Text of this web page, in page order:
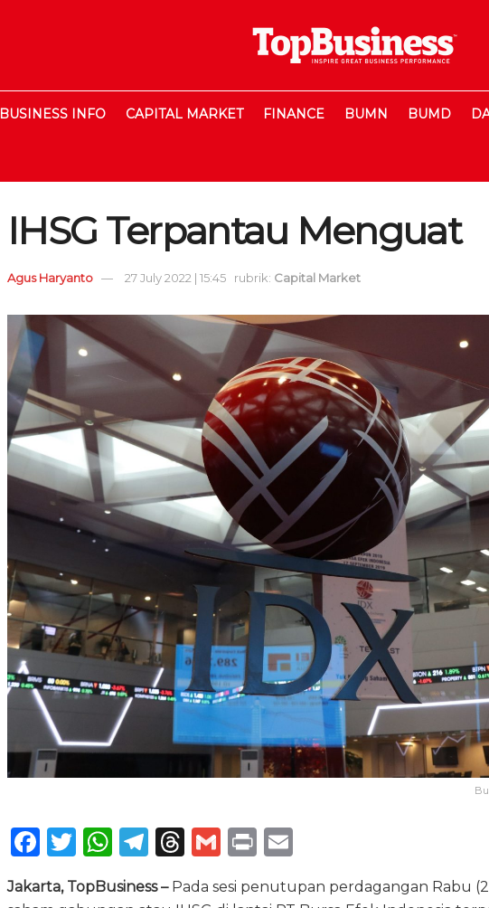
BUSINESS INFO CAPITAL MARKET FINANCE BUMN BUMD
IHSG Terpantau Menguat
Agus Haryanto 27 July 2022 | 15:45 rubrik: Capital Market
F
c
T
it
W
h
a
T
e
T
re
G
ai
P
n ai
Jakarta, TopBusiness –Pada sesi penutupan perdagangan Rabu